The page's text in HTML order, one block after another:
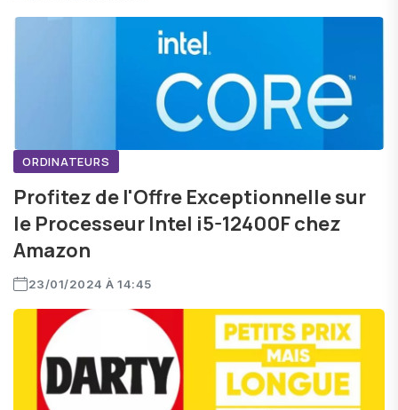
ORDINATEURS
Profitez de l'Offre Exceptionnelle sur
le Processeur Intel i5-12400F chez
Amazon
23/01/2024 À 14:45